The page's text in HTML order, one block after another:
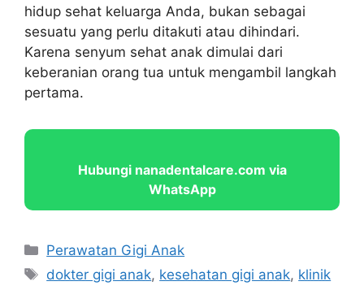
hidup sehat keluarga Anda, bukan sebagai
sesuatu yang perlu ditakuti atau dihindari.
Karena senyum sehat anak dimulai dari
keberanian orang tua untuk mengambil langkah
pertama.
Hubungi nanadentalcare.com via
WhatsApp
Categories
Perawatan Gigi Anak
Tags
dokter gigi anak, kesehatan gigi anak, klinik